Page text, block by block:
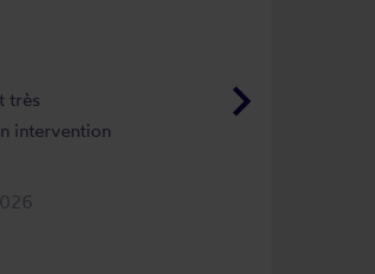
keyboard_arrow_right
très
intervention